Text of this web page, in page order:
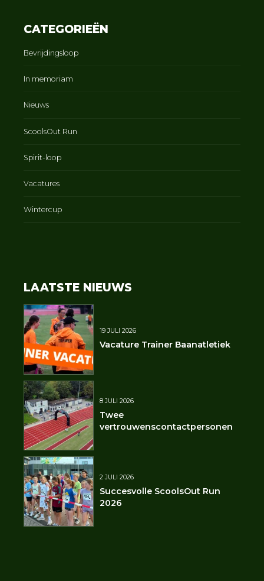
CATEGORIEËN
Bevrijdingsloop
In memoriam
Nieuws
ScoolsOut Run
Spirit-loop
Vacatures
Wintercup
LAATSTE NIEUWS
19 JULI 2026
Vacature Trainer Baanatletiek
8 JULI 2026
Twee
vertrouwenscontactpersonen
2 JULI 2026
Succesvolle ScoolsOut Run
2026